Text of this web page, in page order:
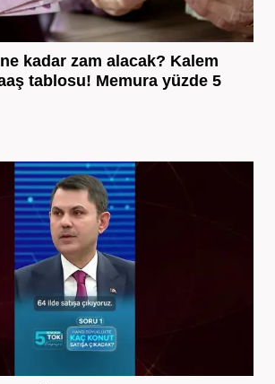
kadar zam alacak? Kalem
tablosu! Memura yüzde 5